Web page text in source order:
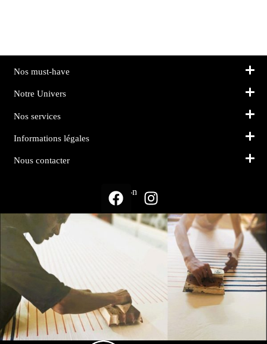
Nos must-have
Notre Univers
Nos services
Informations légales
Nous contacter
Suivez-nous sur